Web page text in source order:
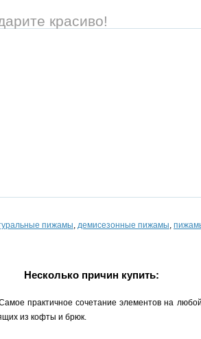
красиво!
пижамы, демисезонные пижамы,
Несколько причин купить:
практичное сочетание элементов на
из кофты и брюк.